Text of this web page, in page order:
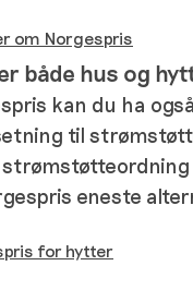
om Norgespris
både hus og
kan du ha
til
eneste
for hytter